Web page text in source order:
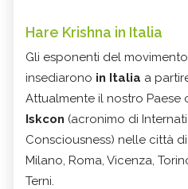
Hare Krishna in Italia
Gli esponenti del movimento
insediarono in Italia a
Attualmente il nostro Paese
Iskcon (acronimo di
Consciousness) nelle città
Milano, Roma, Vicenza,
Terni.